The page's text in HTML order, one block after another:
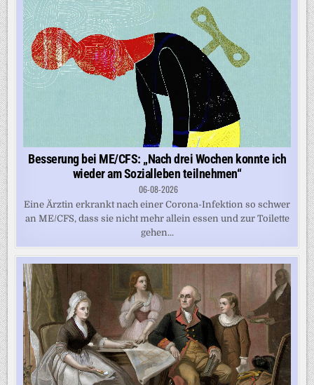
Besserung bei ME/CFS: „Nach drei Wochen konnte ich
wieder am Sozialleben teilnehmen“
06-08-2026
Eine Ärztin erkrankt nach einer Corona-Infektion so schwer
an ME/CFS, dass sie nicht mehr allein essen und zur Toilette
gehen...